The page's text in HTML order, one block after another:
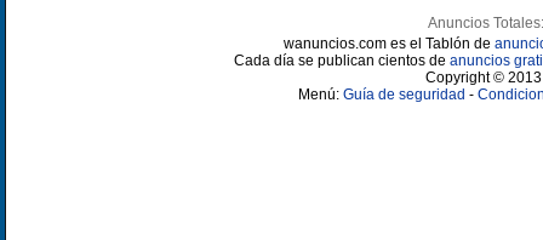
Anuncios Totales:
wanuncios.com es el Tablón de
Cada día se publican cientos de anuncios
Copyright ©
Menú: Guía de seguridad -